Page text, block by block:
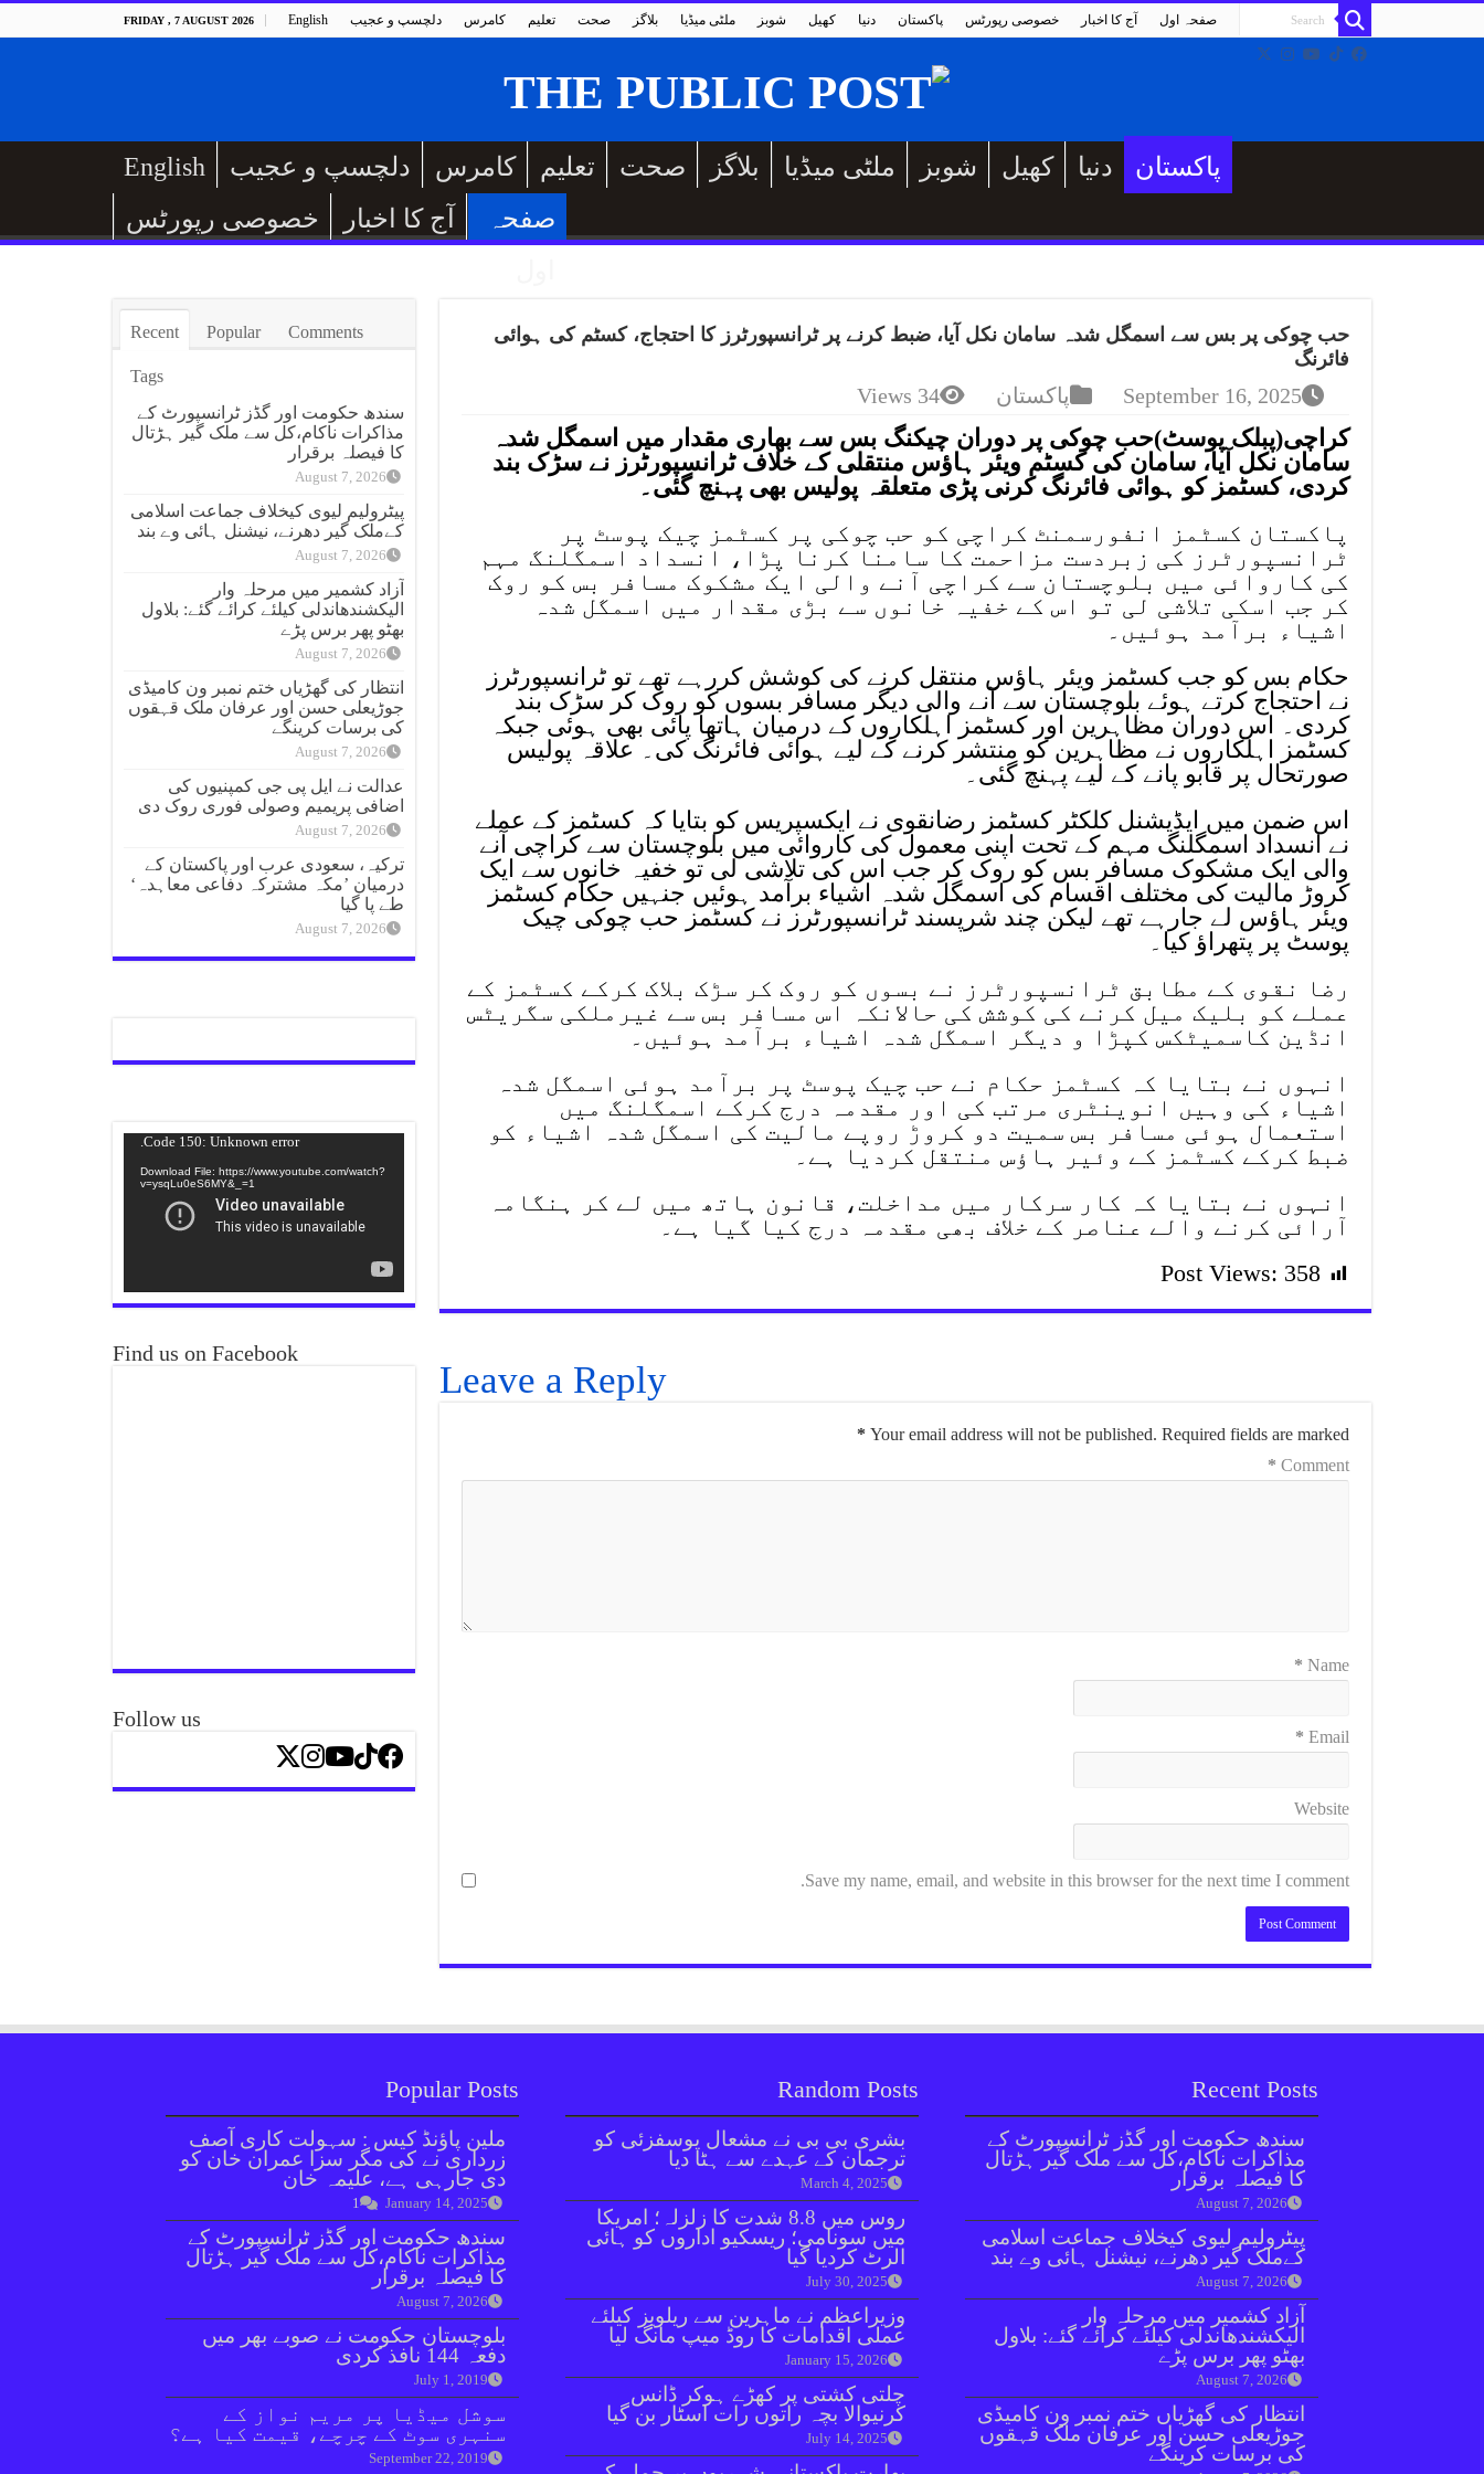
FRIDAY , 7 AUGUST 2026 English دلچسپ و عجیب کامرس تعلیم صحت بلاگز ملٹی میڈیا شوبز کھیل دنیا پاکستان خصوصی رپورٹس آج کا اخبار صفحہ اول
English دلچسپ و عجیب کامرس تعلیم صحت بلاگز ملٹی میڈیا شوبز کھیل دنیا
پاکستان
خصوصی رپورٹس
آج کا اخبار
صفحہ
حب چوکی پر بس سے اسمگل شدہ سامان نکل آیا، ضبط کرنے پر ٹرانسپورٹرز کا احتجاج، کسٹم کی ہوائی
فائرنگ
September 16, 2025 پاکستان 34 Views
کراچی(پبلک پوسٹ)حب چوکی پر دوران چیکنگ بس سے بھاری مقدار میں اسمگل شدہ
سامان نکل آیا، سامان کی کسٹم ویئر ہاؤس منتقلی کے خلاف ٹرانسپورٹرز نے سڑک بند
کردی، کسٹمز کو ہوائی فائرنگ کرنی پڑی متعلقہ پولیس بھی پہنچ گئی۔
پاکستان کسٹمز انفورسمنٹ کراچی کو حب چوکی پر کسٹمز چیک پوسٹ پر
ٹرانسپورٹرز کی زبردست مزاحمت کا سامنا کرنا پڑا، انسداد اسمگلنگ مہم
کی کاروائی میں بلوچستان سے کراچی آنے والی ایک مشکوک مسافر بس کو روک
کر جب اسکی تلاشی لی تو اس کے خفیہ خانوں سے بڑی مقدار میں اسمگل شدہ
اشیاء برآمد ہوئیں۔
حکام بس کو جب کسٹمز ویئر ہاؤس منتقل کرنے کی کوشش کررہے تھے تو ٹرانسپورٹرز
نے احتجاج کرتے ہوئے بلوچستان سے آنے والی دیگر مسافر بسوں کو روک کر سڑک بند
کردی۔ اس دوران مظاہرین اور کسٹمز اہلکاروں کے درمیان ہاتھا پائی بھی ہوئی جبکہ
کسٹمز اہلکاروں نے مظاہرین کو منتشر کرنے کے لیے ہوائی فائرنگ کی۔ علاقہ پولیس
صورتحال پر قابو پانے کے لیے پہنچ گئی۔
اس ضمن میں ایڈیشنل کلکٹر کسٹمز رضانقوی نے ایکسپریس کو بتایا کہ کسٹمز کے عملے
نے انسداد اسمگلنگ مہم کے تحت اپنی معمول کی کاروائی میں بلوچستان سے کراچی آنے
والی ایک مشکوک مسافر بس کو روک کر جب اس کی تلاشی لی تو خفیہ خانوں سے ایک
کروڑ مالیت کی مختلف اقسام کی اسمگل شدہ اشیاء برآمد ہوئیں جنہیں حکام کسٹمز
ویئر ہاؤس لے جارہے تھے لیکن چند شرپسند ٹرانسپورٹرز نے کسٹمز حب چوکی چیک
پوسٹ پر پتھراؤ کیا۔
رضا نقوی کے مطابق ٹرانسپورٹرز نے بسوں کو روک کر سڑک بلاک کرکے کسٹمز کے
عملے کو بلیک میل کرنے کی کوشش کی حالانکہ اس مسافر بس سے غیرملکی سگریٹس
انڈین کاسمیٹکس کپڑا و دیگر اسمگل شدہ اشیاء برآمد ہوئیں۔
انہوں نے بتایا کہ کسٹمز حکام نے حب چیک پوسٹ پر برآمد ہوئی اسمگل شدہ
اشیاء کی وہیں انوینٹری مرتب کی اور مقدمہ درج کرکے اسمگلنگ میں
استعمال ہوئی مسافر بس سمیت دو کروڑ روپے مالیت کی اسمگل شدہ اشیاء کو
ضبط کرکے کسٹمز کے وئیر ہاؤس منتقل کردیا ہے۔
انہوں نے بتایا کہ کار سرکار میں مداخلت، قانون ہاتھ میں لے کر ہنگامہ
آرائی کرنے والے عناصر کے خلاف بھی مقدمہ درج کیا گیا ہے۔
Post Views: 358
Leave a Reply
Your email address will not be published. Required fields are marked
*
Comment
*
Name
*
Email
*
Website
Save my name, email, and website in this browser for the next time I comment.
Recent Popular Comments
Tags
سندھ حکومت اور گڈز ٹرانسپورٹ کے
مذاکرات ناکام،کل سے ملک گیر ہڑتال
کا فیصلہ برقرار
August 7, 2026
پیٹرولیم لیوی کیخلاف جماعت اسلامی
کےملک گیر دھرنے، نیشنل ہائی وے بند
August 7, 2026
آزاد کشمیر میں مرحلہ وار
الیکشندھاندلی کیلئے کرائے گئے: بلاول
بھٹو پھر برس پڑے
August 7, 2026
انتظار کی گھڑیاں ختم نمبر ون کامیڈی
جوڑیعلی حسن اور عرفان ملک قہقوں
کی برسات کرینگے
August 7, 2026
عدالت نے ایل پی جی کمپنیوں کی
اضافی پریمیم وصولی فوری روک دی
August 7, 2026
ترکیہ، سعودی عرب اور پاکستان کے
درمیان ’مکہ مشترکہ دفاعی معاہدہ‘
طے پا گیا
August 7, 2026
Code 150: Unknown error.
Download File: https://www.youtube.com/watch?
v=ysqLu0eS6MY&_=1
Find us on Facebook
Follow us
Popular Posts
ملین پاؤنڈ کیس : سہولت کاری آصف
زرداری نے کی مگر سزا عمران خان کو
دی جارہی ہے، علیمہ خان
January 14, 2025
1
سندھ حکومت اور گڈز ٹرانسپورٹ کے
مذاکرات ناکام،کل سے ملک گیر ہڑتال
کا فیصلہ برقرار
August 7, 2026
بلوچستان حکومت نے صوبے بھر میں
دفعہ 144 نافذ کردی
July 1, 2019
سوشل میڈیا پر مریم نواز کے
سنہری سوٹ کے چرچے، قیمت کیا ہے؟
September 22, 2019
Random Posts
بشری بی بی نے مشعال یوسفزئی کو
ترجمان کے عہدے سے ہٹا دیا
March 4, 2025
روس میں 8.8 شدت کا زلزلہ؛ امریکا
میں سونامی؛ ریسکیو اداروں کو ہائی
الرٹ کردیا گیا
July 30, 2025
وزیراعظم نے ماہرین سے ریلویز کیلئے
عملی اقدامات کا روڈ میپ مانگ لیا
January 15, 2026
چلتی کشتی پر کھڑے ہوکر ڈانس
کرنیوالا بچہ راتوں رات اسٹار بن گیا
July 14, 2025
Recent Posts
سندھ حکومت اور گڈز ٹرانسپورٹ کے
مذاکرات ناکام،کل سے ملک گیر ہڑتال
کا فیصلہ برقرار
August 7, 2026
پیٹرولیم لیوی کیخلاف جماعت اسلامی
کےملک گیر دھرنے، نیشنل ہائی وے بند
August 7, 2026
آزاد کشمیر میں مرحلہ وار
الیکشندھاندلی کیلئے کرائے گئے: بلاول
بھٹو پھر برس پڑے
August 7, 2026
انتظار کی گھڑیاں ختم نمبر ون کامیڈی
جوڑیعلی حسن اور عرفان ملک قہقوں
کی برسات کرینگے